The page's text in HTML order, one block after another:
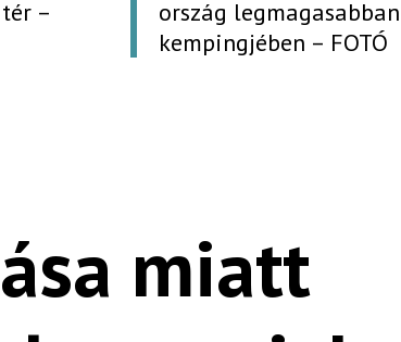
–
ország
kempingjében – FOTÓ
miatt